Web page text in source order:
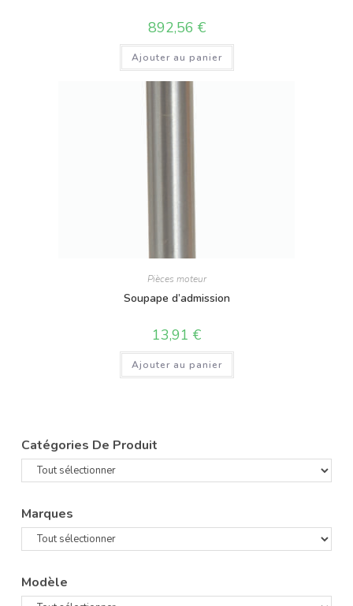
892,56 €
Ajouter au panier
Pièces moteur
Soupape d’admission
13,91 €
Ajouter au panier
Catégories De Produit
Marques
Modèle